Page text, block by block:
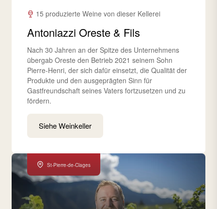
15 produzierte Weine von dieser Kellerei
Antoniazzi Oreste & Fils
Nach 30 Jahren an der Spitze des Unternehmens
übergab Oreste den Betrieb 2021 seinem Sohn
Pierre-Henri, der sich dafür einsetzt, die Qualität der
Produkte und den ausgeprägten Sinn für
Gastfreundschaft seines Vaters fortzusetzen und zu
fördern.
Siehe Weinkeller
St-Pierre-de-Clages